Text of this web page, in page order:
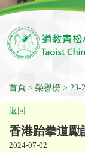
首頁 榮譽榜 23-
返回
香港跆拳道勵
2024-07-02